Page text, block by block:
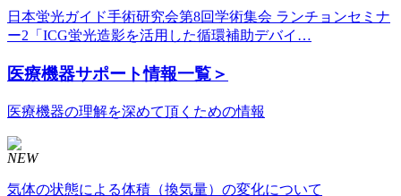
日本蛍光ガイド手術研究会第8回学術集会 ランチョンセミナ
ー2「ICG蛍光造影を活用した循環補助デバイ…
医療機器サポート情報一覧＞
医療機器の理解を深めて頂くための情報
NEW
気体の状態による体積（換気量）の変化について